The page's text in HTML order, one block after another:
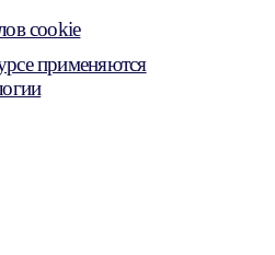
cookie
применяются